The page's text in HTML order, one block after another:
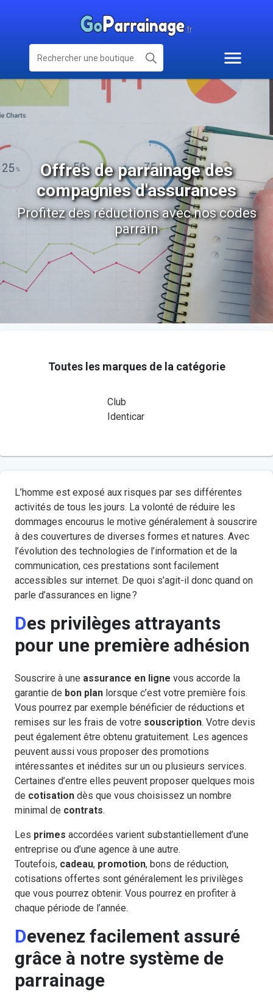
Offres de parrainage des
compagnies d'assurances
Profitez des réductions avec nos codes
parrain
Toutes les marques de la catégorie
Club
Identicar
L’homme est exposé aux risques par ses différentes
activités de tous les jours. La volonté de réduire les
dommages encourus le motive généralement à souscrire
à des couvertures de diverses formes et natures. Avec
l’évolution des technologies de l’information et de la
communication, ces prestations sont facilement
accessibles sur internet. De quoi s’agit-il donc quand on
parle d’assurances en ligne ?
Des privilèges attrayants
pour une première adhésion
Souscrire à une assurance en ligne vous accorde la
garantie de bon plan lorsque c’est votre première fois.
Vous pourrez par exemple bénéficier de réductions et
remises sur les frais de votre souscription. Votre devis
peut également être obtenu gratuitement. Les agences
peuvent aussi vous proposer des promotions
intéressantes et inédites sur un ou plusieurs services.
Certaines d’entre elles peuvent proposer quelques mois
de cotisation dès que vous choisissez un nombre
minimal de contrats.
Les primes accordées varient substantiellement d’une
entreprise ou d’une agence à une autre.
Toutefois, cadeau, promotion, bons de réduction,
cotisations offertes sont généralement les privilèges
que vous pourrez obtenir. Vous pourrez en profiter à
chaque période de l’année.
Devenez facilement assuré
grâce à notre système de
parrainage